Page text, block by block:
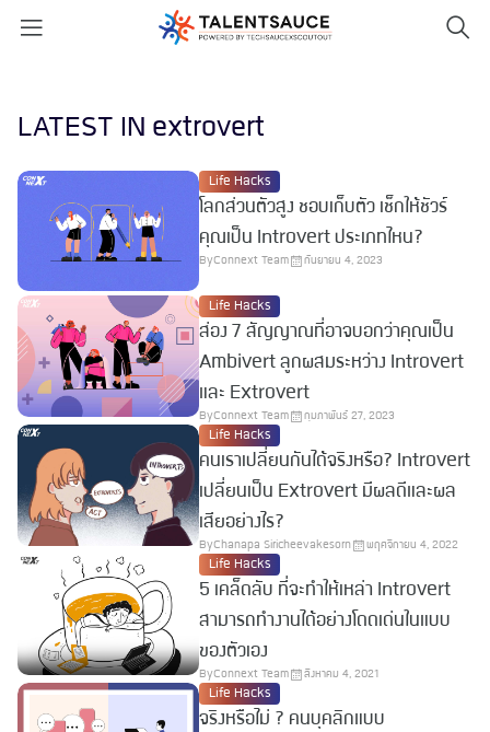
LATEST IN extrovert
Life Hacks
โลกส่วนตัวสูง ชอบเก็บตัว เช็กให้ชัวร์
คุณเป็น Introvert ประเภทไหน?
ByConnext Team กันยายน 4, 2023
Life Hacks
ส่อง 7 สัญญาณที่อาจบอกว่าคุณเป็น
Ambivert ลูกผสมระหว่าง Introvert
และ Extrovert
ByConnext Team กุมภาพันธ์ 27, 2023
Life Hacks
คนเราเปลี่ยนกันได้จริงหรือ? Introvert
เปลี่ยนเป็น Extrovert มีผลดีและผล
เสียอย่างไร?
ByChanapa Siricheevakesorn พฤศจิกายน 4, 2022
Life Hacks
5 เคล็ดลับ ที่จะทำให้เหล่า Introvert
สามารถทำงานได้อย่างโดดเด่นในแบบ
ของตัวเอง
ByConnext Team สิงหาคม 4, 2021
Life Hacks
จริงหรือไม่ ? คนบุคลิกแบบ